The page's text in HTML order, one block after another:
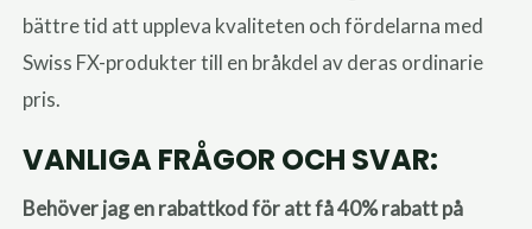
bättre tid att uppleva kvaliteten och fördelarna med
Swiss FX-produkter till en bråkdel av deras ordinarie
pris.
VANLIGA FRÅGOR OCH SVAR:
Behöver jag en rabattkod för att få 40% rabatt på